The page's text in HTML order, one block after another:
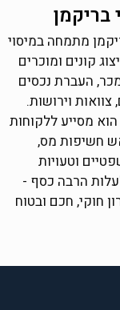
בריקמן
מתמחה במיסוי
קונים ומוכרים
העברת נכסים
וירושות.
מאז 2014 הוא מסייע ללקוחות
חשיפות מס,
וטעויות
הרבה כסף -
חוקי, חכם ובטוח